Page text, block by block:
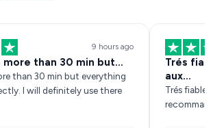
9 hours ago
than 30 min but…
than 30 min but everything
there
Trés
aux…
Trés fiable